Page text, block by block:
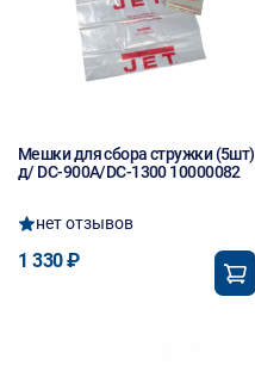
Мешки для сбора стружки (5шт)
д/ DC-900A/DC-1300 10000082
нет отзывов
1 330 ₽